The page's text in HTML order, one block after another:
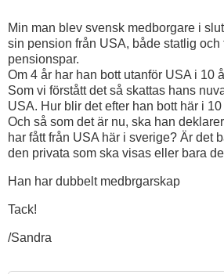
Min man blev svensk medborgare i
sin pension från USA, både statlig och
pensionspar.
Om 4 år har han bott utanför USA i 10
Som vi förstått det så skattas hans
USA. Hur blir det efter han bott här i
Och så som det är nu, ska han
har fått från USA här i sverige? Är det
den privata som ska visas eller bara
Han har dubbelt medbrgarskap
Tack!
/Sandra